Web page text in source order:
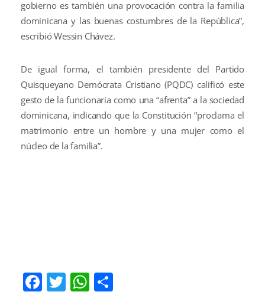
gobierno es también una provocación contra la familia
dominicana y las buenas costumbres de la República”,
escribió Wessin Chávez.
De igual forma, el también presidente del Partido
Quisqueyano Demócrata Cristiano (PQDC) calificó este
gesto de la funcionaria como una “afrenta” a la sociedad
dominicana, indicando que la Constitución “proclama el
matrimonio entre un hombre y una mujer como el
núcleo de la familia”.
Facebook
TwitterWhatsApp